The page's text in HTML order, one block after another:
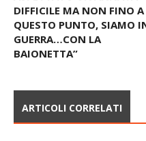
DIFFICILE MA NON FINO A
QUESTO PUNTO, SIAMO
GUERRA…CON LA
BAIONETTA”
ARTICOLI CORRELATI